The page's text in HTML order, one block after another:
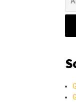
ara: